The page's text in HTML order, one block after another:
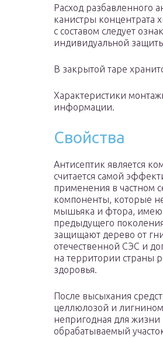
Расход разбавленного
канистры концентрата
с составом следует
индивидуальной
В закрытой таре
Характеристики
информации.
Свойства
Антисептик является
считается самой
применения в частном
компоненты, которые
мышьяка и фтора,
предыдущего
защищают дерево от
отечественной СЭС и
на территории страны
здоровья.
После высыхания
целлюлозой и лигнином,
непригодная для
обрабатываемый